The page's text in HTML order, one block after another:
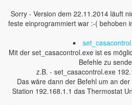
Sorry - Version dem 22.11.2014 läuft
feste einprogrammiert war :-( behoben
Mit der set_casacontrol.exe ist es
Befehle zu
z.B. - set_casacontrol.exe
Das wäre dann der Befehl um an
Station 192.168.1.1 das Thermostat